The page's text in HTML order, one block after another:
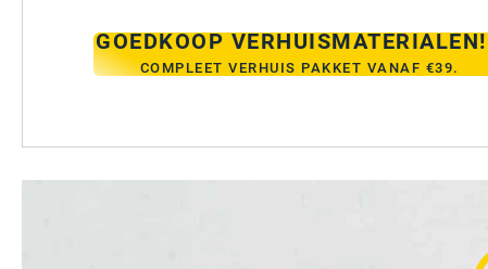
GOEDKOOP VERHUISMATERIALEN!
COMPLEET VERHUIS PAKKET VANAF €39.